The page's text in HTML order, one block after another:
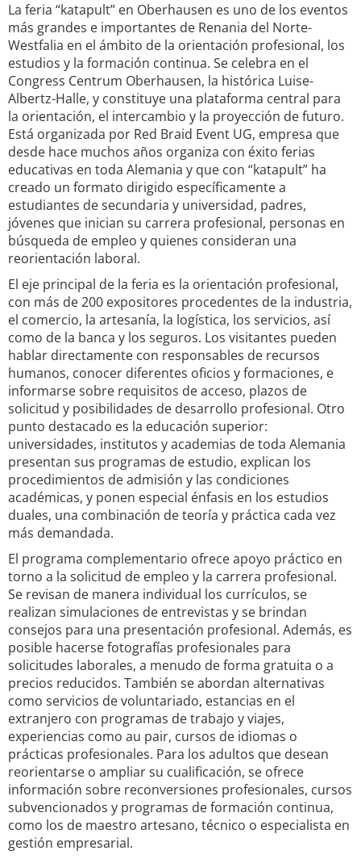
La feria “katapult” en Oberhausen es uno de los eventos
más grandes e importantes de Renania del Norte-
Westfalia en el ámbito de la orientación profesional, los
estudios y la formación continua. Se celebra en el
Congress Centrum Oberhausen, la histórica Luise-
Albertz-Halle, y constituye una plataforma central para
la orientación, el intercambio y la proyección de futuro.
Está organizada por Red Braid Event UG, empresa que
desde hace muchos años organiza con éxito ferias
educativas en toda Alemania y que con “katapult” ha
creado un formato dirigido específicamente a
estudiantes de secundaria y universidad, padres,
jóvenes que inician su carrera profesional, personas en
búsqueda de empleo y quienes consideran una
reorientación laboral.
El eje principal de la feria es la orientación profesional,
con más de 200 expositores procedentes de la industria,
el comercio, la artesanía, la logística, los servicios, así
como de la banca y los seguros. Los visitantes pueden
hablar directamente con responsables de recursos
humanos, conocer diferentes oficios y formaciones, e
informarse sobre requisitos de acceso, plazos de
solicitud y posibilidades de desarrollo profesional. Otro
punto destacado es la educación superior:
universidades, institutos y academias de toda Alemania
presentan sus programas de estudio, explican los
procedimientos de admisión y las condiciones
académicas, y ponen especial énfasis en los estudios
duales, una combinación de teoría y práctica cada vez
más demandada.
El programa complementario ofrece apoyo práctico en
torno a la solicitud de empleo y la carrera profesional.
Se revisan de manera individual los currículos, se
realizan simulaciones de entrevistas y se brindan
consejos para una presentación profesional. Además, es
posible hacerse fotografías profesionales para
solicitudes laborales, a menudo de forma gratuita o a
precios reducidos. También se abordan alternativas
como servicios de voluntariado, estancias en el
extranjero con programas de trabajo y viajes,
experiencias como au pair, cursos de idiomas o
prácticas profesionales. Para los adultos que desean
reorientarse o ampliar su cualificación, se ofrece
información sobre reconversiones profesionales, cursos
subvencionados y programas de formación continua,
como los de maestro artesano, técnico o especialista en
gestión empresarial.